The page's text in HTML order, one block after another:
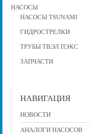
НАСОСЫ
НАСОСЫ TSUNAMI
ГИДРОСТРЕЛКИ
ТРУБЫ ТВЭЛ ПЭКС
ЗАПЧАСТИ
НАВИГАЦИЯ
НОВОСТИ
АНАЛОГИ НАСОСОВ